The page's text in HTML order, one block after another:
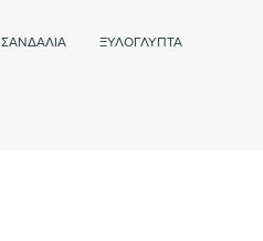
ΣΑΝΔΑΛΙΑ ΞΥΛΟΓΛΥΠΤΑ